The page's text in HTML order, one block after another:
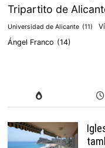
Tripartito de
Universidad de Alicante (11)
Ángel Franco (14)